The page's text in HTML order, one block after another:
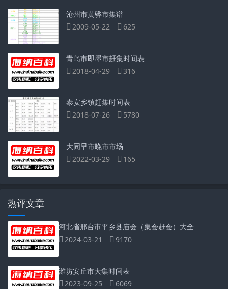
沧州市黄骅市集谱
2009-05-22
625
青岛市即墨市赶集时间表
2018-04-29
316
泰安乡镇赶集时间表
2018-07-26
5780
大同早市晚市市场
2022-03-29
165
热评文章
河北省邢台市平乡县庙会（集会赶会）大全
2024-03-21
9170
潍坊安丘市大集时间表
2023-09-25
6069